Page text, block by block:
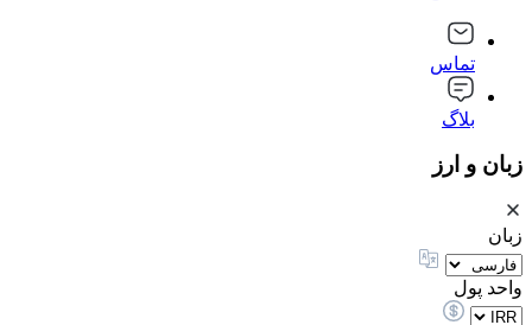
تماس
بلاگ
زبان و ارز
زبان
واحد پول